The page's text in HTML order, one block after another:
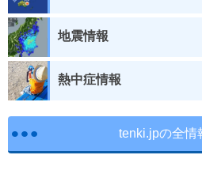
地震情報
熱中症情報
tenki.jpの全情